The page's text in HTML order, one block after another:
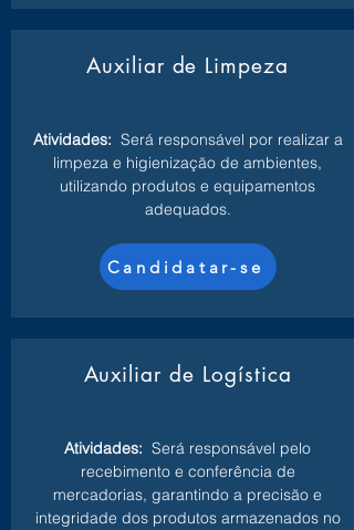
Auxiliar de Limpeza
Atividades: Será responsável por realizar a
limpeza e higienização de ambientes,
utilizando produtos e equipamentos
adequados.
Candidatar-se
Auxiliar de Logística
Atividades: Será responsável pelo
recebimento e conferência de
mercadorias, garantindo a precisão e
integridade dos produtos armazenados no